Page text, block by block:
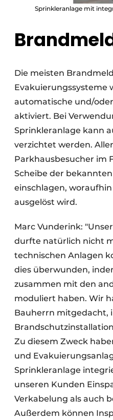
Sprinkleranlage mit
Die meisten
Evakuierungssysteme
automatische und/
aktiviert. Bei
Sprinkleranlage kann
verzichtet werden.
Parkhausbesucher im
Scheibe der
einschlagen,
ausgelöst wird.
Marc Vunderink:
durfte natürlich nicht
technischen Anlagen
dies überwunden,
zusammen mit den
moduliert haben. Wir
Bauherrn mitgedacht,
Zu diesem Zweck
und
Sprinkleranlage
unseren Kunden
Verkabelung als auch
Außerdem können